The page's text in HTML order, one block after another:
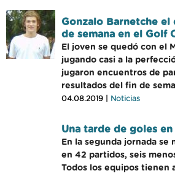
Gonzalo Barnetche el
de semana en el Golf
El joven se quedó con el
jugando casi a la
jugaron encuentros de
resultados del fin de
04.08.2019 | Noticias
Una tarde de goles
En la segunda jornada se
en 42 partidos, seis
Todos los equipos tienen